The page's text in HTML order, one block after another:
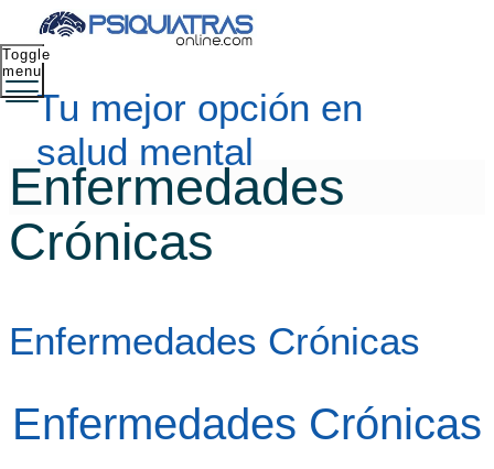
Tu mejor opción en
salud mental
Toggle
menu
Enfermedades
Crónicas
Enfermedades Crónicas
Enfermedades Crónicas